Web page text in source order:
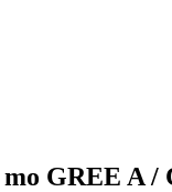
GREE A /